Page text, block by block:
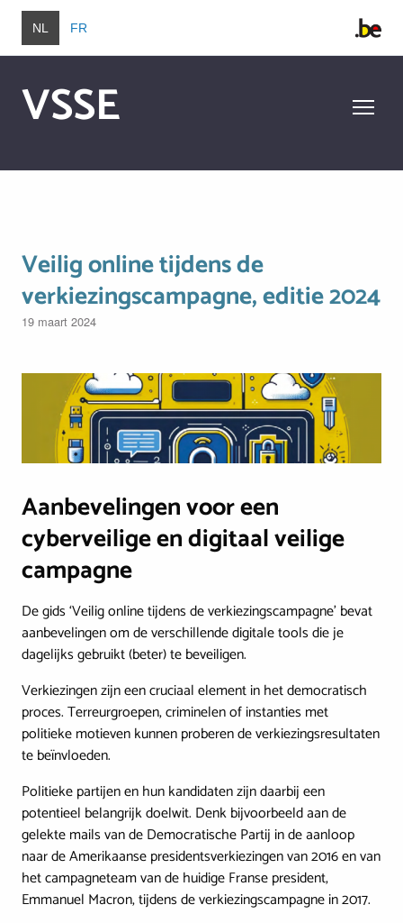
Overslaan en naar de inhoud gaan
NL FR
VSSE
Veilig online tijdens de
verkiezingscampagne, editie 2024
19 maart 2024
Aanbevelingen voor een
cyberveilige en digitaal veilige
campagne
De gids ‘Veilig online tijdens de verkiezingscampagne’ bevat
aanbevelingen om de verschillende digitale tools die je
dagelijks gebruikt (beter) te beveiligen.
Verkiezingen zijn een cruciaal element in het democratisch
proces. Terreurgroepen, criminelen of instanties met
politieke motieven kunnen proberen de verkiezingsresultaten
te beïnvloeden.
Politieke partijen en hun kandidaten zijn daarbij een
potentieel belangrijk doelwit. Denk bijvoorbeeld aan de
gelekte mails van de Democratische Partij in de aanloop
naar de Amerikaanse presidentsverkiezingen van 2016 en van
het campagneteam van de huidige Franse president,
Emmanuel Macron, tijdens de verkiezingscampagne in 2017.